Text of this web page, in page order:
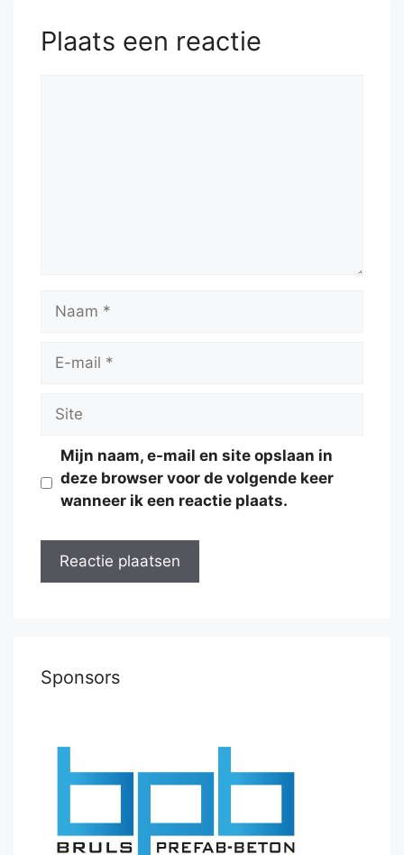
50.d6 Rd4+ 51.Ke2
Plaats een reactie
Naam
Site
Mijn naam, e-mail en site opslaan in
deze browser voor de volgende keer
wanneer ik een reactie plaats.
Sponsors